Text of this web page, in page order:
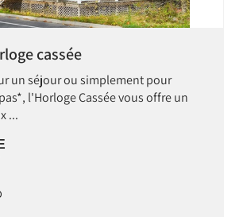
cassée
un séjour ou simplement pour
l'Horloge Cassée vous offre un
...